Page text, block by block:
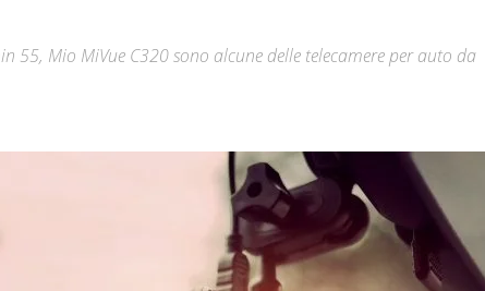
55, Mio MiVue C320 sono alcune delle telecamere per auto da